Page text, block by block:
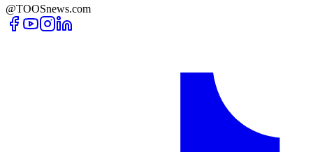
@TOOSnews.com